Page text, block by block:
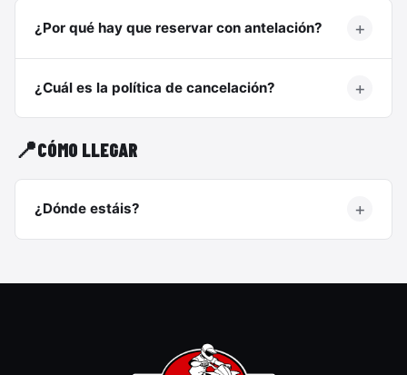
¿Por qué hay que reservar con antelación?
¿Cuál es la política de cancelación?
📍CÓMO LLEGAR
¿Dónde estáis?